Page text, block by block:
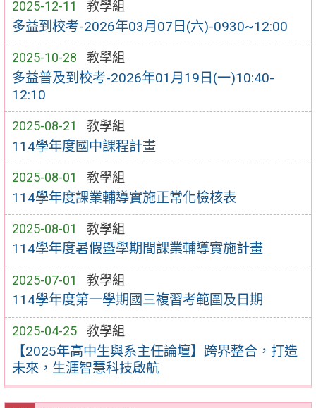
2025-12-11 教學組
多益到校考-2026年03月07日(六)-0930~12:00
2025-10-28 教學組
多益普及到校考-2026年01月19日(一)10:40-
12:10
2025-08-21 教學組
114學年度國中課程計畫
2025-08-01 教學組
114學年度課業輔導實施正常化檢核表
2025-08-01 教學組
114學年度暑假暨學期間課業輔導實施計畫
2025-07-01 教學組
114學年度第一學期國三複習考範圍及日期
2025-04-25 教學組
【2025年高中生與系主任論壇】跨界整合，打造
未來，生涯智慧科技啟航